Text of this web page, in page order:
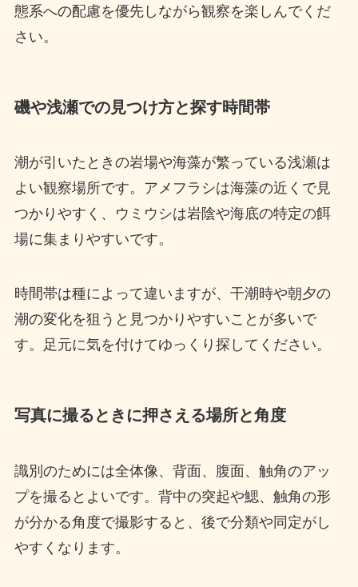
態系への配慮を優先しながら観察を楽しんでくだ
さい。
磯や浅瀬での見つけ方と探す時間帯
潮が引いたときの岩場や海藻が繁っている浅瀬は
よい観察場所です。アメフラシは海藻の近くで見
つかりやすく、ウミウシは岩陰や海底の特定の餌
場に集まりやすいです。
時間帯は種によって違いますが、干潮時や朝夕の
潮の変化を狙うと見つかりやすいことが多いで
す。足元に気を付けてゆっくり探してください。
写真に撮るときに押さえる場所と角度
識別のためには全体像、背面、腹面、触角のアッ
プを撮るとよいです。背中の突起や鰓、触角の形
が分かる角度で撮影すると、後で分類や同定がし
やすくなります。